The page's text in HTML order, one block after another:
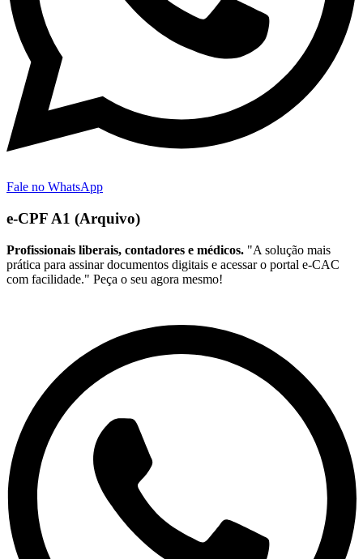
Fale no WhatsApp
e-CPF A1 (Arquivo)
Profissionais liberais, contadores e médicos. "A solução mais
prática para assinar documentos digitais e acessar o portal e-CAC
com facilidade." Peça o seu agora mesmo!